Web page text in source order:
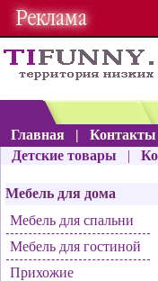
Главная | Контакты
Детские товары
|
Мебель для дома
Мебель для спальни
Мебель для гостиной
Прихожие